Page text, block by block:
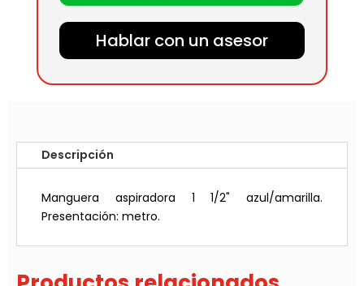
Hablar con un asesor
Descripción
Manguera aspiradora 1 1/2" azul/amarilla.
Presentación: metro.